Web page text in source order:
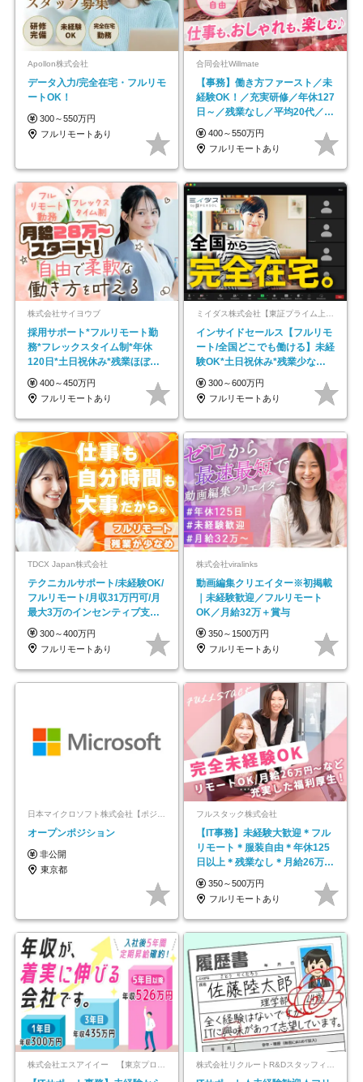
Apollon株式会社
データ入力/完全在宅・フルリモ
ートOK！
300～550万円
フルリモートあり
合同会社Willmate
【事務】働き方ファースト／未
経験OK！／充実研修／年休127
日～／残業なし／平均20代／リ
モートOK
400～550万円
フルリモートあり
株式会社サイヨウブ
採用サポート*フルリモート勤
務*フレックスタイム制*年休
120日*土日祝休み*残業ほぼな
し*育児中社員8割以上
400～450万円
フルリモートあり
ミイダス株式会社【東証プライム上場パーソルグループ】
インサイドセールス【フルリモ
ート/全国どこでも働ける】未経
験OK*土日祝休み*残業少なめ*
在宅勤務手当あり
300～600万円
フルリモートあり
TDCX Japan株式会社
テクニカルサポート/未経験OK/
フルリモート/月収31万円可/月
最大3万のインセンティブ支給/
平均年齢33歳
300～400万円
フルリモートあり
株式会社viralinks
動画編集クリエイター※初掲載
｜未経験歓迎／フルリモート
OK／月給32万＋賞与
350～1500万円
フルリモートあり
日本マイクロソフト株式会社【ポジションマッチ登録】
オープンポジション
非公開
東京都
フルスタック株式会社
【IT事務】未経験大歓迎＊フル
リモート＊服装自由＊年休125
日以上＊残業なし＊月給26万円
以上
350～500万円
フルリモートあり